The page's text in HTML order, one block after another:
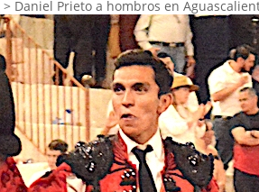
> Daniel Prieto a hombros en